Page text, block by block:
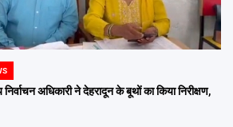
अधिकारी ने देहरादून के बूथों का किया निरीक्षण,